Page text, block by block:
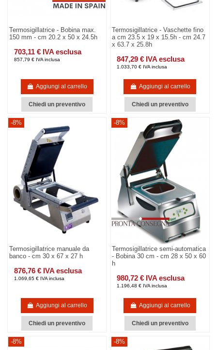
Termosigillatrice - Bobina max.
150 mm - cm 20.2 x 50 x 24.5h
703,11 € IVA esclusa
857,79 € IVA inclusa
Aggiungi al carrello
Chiedi un preventivo
Termosigillatrice - Vaschette fino
a cm 23.5 x 19 x 15.5h - cm 24.7
x 63.7 x 25.8h
847,29 € IVA esclusa
1.033,70 € IVA inclusa
Aggiungi al carrello
Chiedi un preventivo
-8%
Termosigillatrice manuale da
banco - cm 30 x 67 x 27 h
876,76 € IVA esclusa
1.069,65 € IVA inclusa
Aggiungi al carrello
Chiedi un preventivo
-8%
Termosigillatrice semi-automatica
- Bobina 30 cm - cm 28 x 50 x 60
h
980,72 € IVA esclusa
1.196,48 € IVA inclusa
Aggiungi al carrello
Chiedi un preventivo
-8% -8%